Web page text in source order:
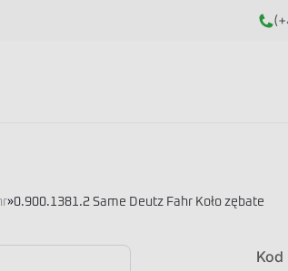
»0.900.1381.2 Same Deutz Fahr Koło zębate
Kod